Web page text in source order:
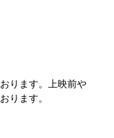
ります。上映前や
ります。